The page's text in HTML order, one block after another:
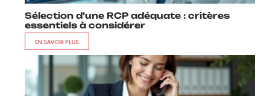
Sélection d’une RCP adéquate : critères
essentiels à considérer
EN SAVOIR PLUS